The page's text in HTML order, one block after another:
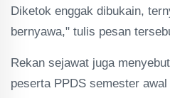
Diketok enggak dibukain,
bernyawa," tulis pesan
Rekan sejawat juga
peserta PPDS semester